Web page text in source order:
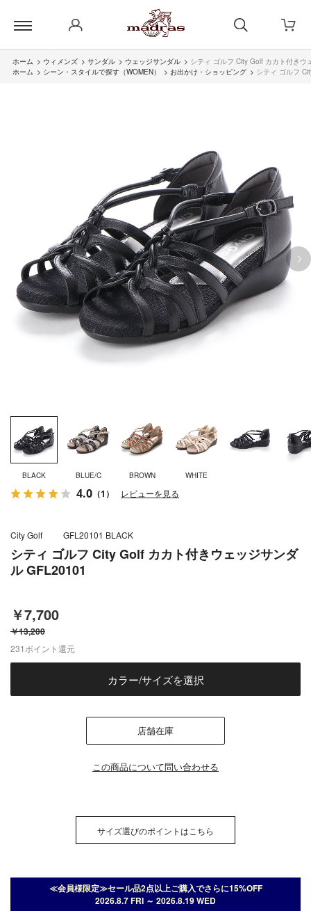
ホーム > ウィメンズ > サンダル > ウェッジサンダル > シティ ゴルフ City Golf カカト付き
ホーム > シーン・スタイルで探す（WOMEN） > お出かけ・ショッピング > シティ ゴルフ
BLACK BLUE/C BROWN WHITE
シティ ゴルフ City Golf カカト付きウェッジサンダ
ル GFL20101
4.0 （1） レビューを見る
￥7,700
￥13,200
City Golf GFL20101 BLACK
231 ポイント還元
カラー/サイズを選択
店舗在庫
この商品について問い合わせる
サイズ選びのポイントはこちら
≪会員様限定≫セール品2点以上ご購入でさらに15%OFF
2026.8.7 FRI ～ 2026.8.19 WED